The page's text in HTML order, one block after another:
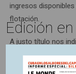
ingresos
flotación.
A justo título nos
llevaron a la guerra
un solo hombre o
Edición